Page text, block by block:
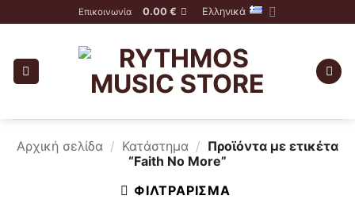
to
Επικοινωνία 0.00 € Ελληνικά
Αρχική σελίδα / Κατάστημα / Προϊόντα με ετικέτα
“Faith No More”
ΦΙΛΤΡΆΡΙΣΜΑ